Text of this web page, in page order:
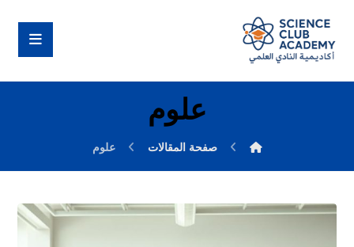
علوم
صفحة المقالات علوم